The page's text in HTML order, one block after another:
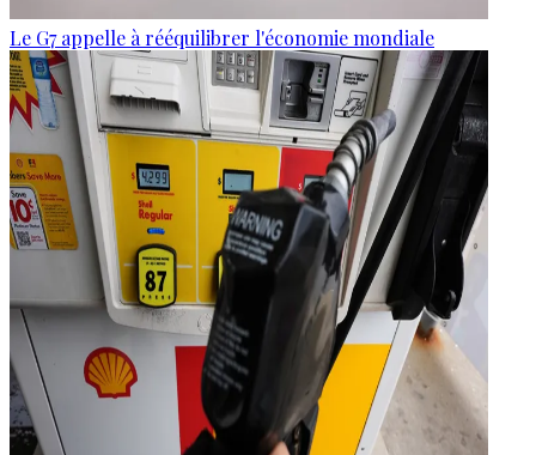
Le G7 appelle à rééquilibrer l'économie mondiale